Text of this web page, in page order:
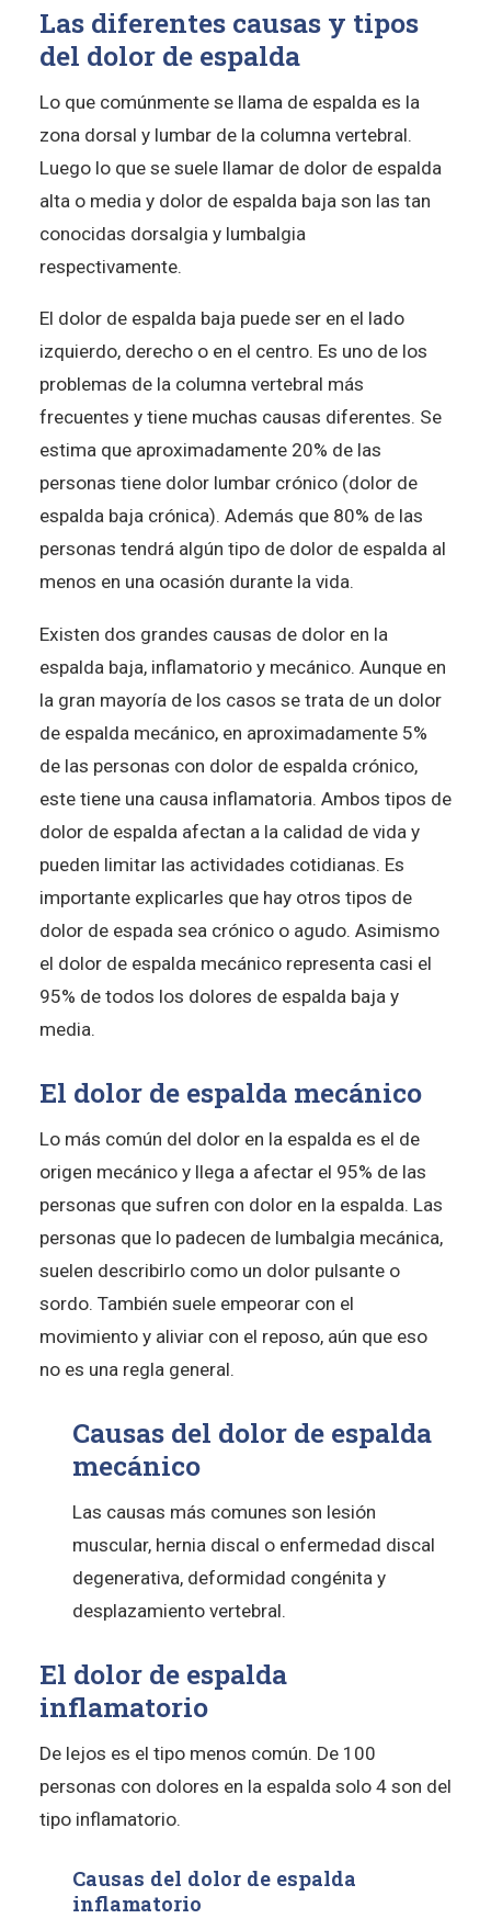
Las diferentes causas y tipos
del dolor de espalda
Lo que comúnmente se llama de espalda es la
zona dorsal y lumbar de la columna vertebral.
Luego lo que se suele llamar de dolor de espalda
alta o media y dolor de espalda baja son las tan
conocidas dorsalgia y lumbalgia
respectivamente.
El dolor de espalda baja puede ser en el lado
izquierdo, derecho o en el centro. Es uno de los
problemas de la columna vertebral más
frecuentes y tiene muchas causas diferentes. Se
estima que aproximadamente 20% de las
personas tiene dolor lumbar crónico (dolor de
espalda baja crónica). Además que 80% de las
personas tendrá algún tipo de dolor de espalda al
menos en una ocasión durante la vida.
Existen dos grandes causas de dolor en la
espalda baja, inflamatorio y mecánico. Aunque en
la gran mayoría de los casos se trata de un dolor
de espalda mecánico, en aproximadamente 5%
de las personas con dolor de espalda crónico,
este tiene una causa inflamatoria. Ambos tipos de
dolor de espalda afectan a la calidad de vida y
pueden limitar las actividades cotidianas. Es
importante explicarles que hay otros tipos de
dolor de espada sea crónico o agudo. Asimismo
el dolor de espalda mecánico representa casi el
95% de todos los dolores de espalda baja y
media.
El dolor de espalda mecánico
Lo más común del dolor en la espalda es el de
origen mecánico y llega a afectar el 95% de las
personas que sufren con dolor en la espalda. Las
personas que lo padecen de lumbalgia mecánica,
suelen describirlo como un dolor pulsante o
sordo. También suele empeorar con el
movimiento y aliviar con el reposo, aún que eso
no es una regla general.
Causas del dolor de espalda
mecánico
Las causas más comunes son lesión
muscular, hernia discal o enfermedad discal
degenerativa, deformidad congénita y
desplazamiento vertebral.
El dolor de espalda
inflamatorio
De lejos es el tipo menos común. De 100
personas con dolores en la espalda solo 4 son del
tipo inflamatorio.
Causas del dolor de espalda
inflamatorio